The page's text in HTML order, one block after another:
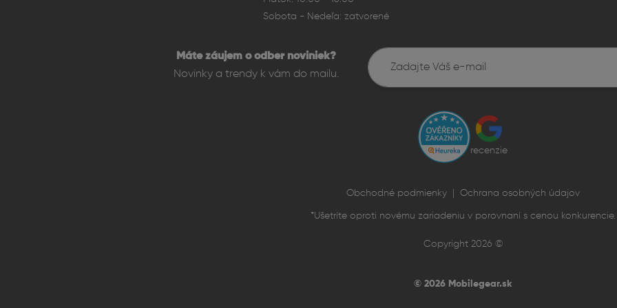
Fotoaparát – Vylepšené možnosti fotenia
zoom a detailné zábery z väčšej vzdialenosti. Nočný režim, Smart HDR 5, Deep
Nechýbajú pokročilé možnosti natáčania videa vrátane 4K rozlíšenia, filmových filtrov
Sobota - Nedeľa: zatvorené
Máte záujem o odber noviniek?
Novinky a trendy k vám do mailu.
recenzie
Obchodné podmienky Ochrana osobných údajov
*Ušetríte oproti novému zariadeniu v porovnaní s cenou konkurencie.
Copyright 2026 ©
© 2026 Mobilegear.sk